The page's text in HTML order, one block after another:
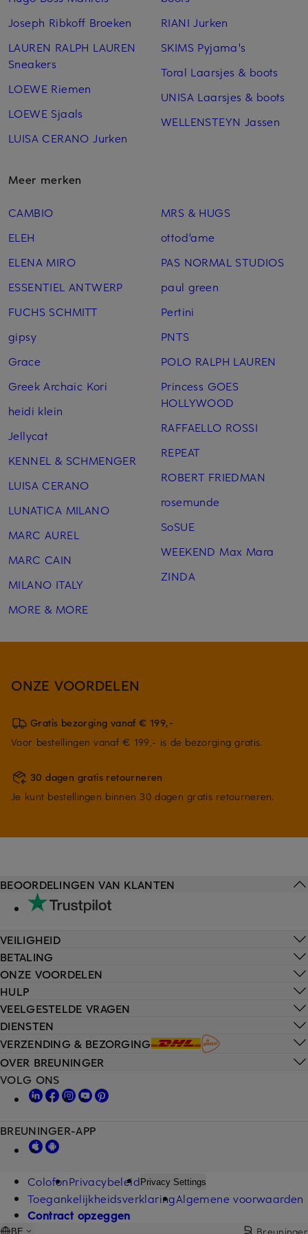
Joseph Ribkoff Broeken
LAUREN RALPH LAUREN
Sneakers
LOEWE Riemen
LOEWE Sjaals
LUISA CERANO Jurken
RIANI Jurken
SKIMS Pyjama's
Toral Laarsjes & boots
UNISA Laarsjes & boots
WELLENSTEYN Jassen
Meer merken
CAMBIO
ELEH
ELENA MIRO
ESSENTIEL ANTWERP
FUCHS SCHMITT
gipsy
Grace
Greek Archaic Kori
heidi klein
Jellycat
KENNEL & SCHMENGER
LUISA CERANO
LUNATICA MILANO
MARC AUREL
MARC CAIN
MILANO ITALY
MORE & MORE
MRS & HUGS
ottod'ame
PAS NORMAL STUDIOS
paul green
Pertini
PNTS
POLO RALPH LAUREN
Princess GOES
HOLLYWOOD
RAFFAELLO ROSSI
REPEAT
ROBERT FRIEDMAN
rosemunde
SoSUE
WEEKEND Max Mara
ZINDA
ONZE VOORDELEN
Gratis bezorging vanaf € 199,-
Voor bestellingen vanaf € 199,- is de bezorging gratis.
30 dagen gratis retourneren
Je kunt bestellingen binnen 30 dagen gratis retourneren.
HULP
VEELGESTELDE VRAGEN
DIENSTEN
VERZENDING & BEZORGING
BEOORDELINGEN VAN KLANTEN
VEILIGHEID
BETALING
ONZE VOORDELEN
OVER BREUNINGER
VOLG ONS
BREUNINGER-APP
ColofonPrivacybeleid Privacy Settings
ToegankelijkheidsverklaringAlgemene voorwaarden
Contract opzeggen
BE